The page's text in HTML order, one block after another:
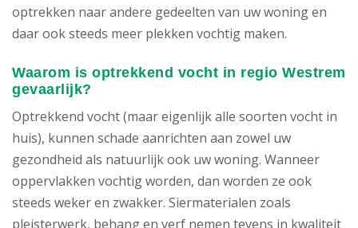
optrekken naar andere gedeelten van uw woning en
daar ook steeds meer plekken vochtig maken.
Waarom is optrekkend vocht in regio Westrem
gevaarlijk?
Optrekkend vocht (maar eigenlijk alle soorten vocht in
huis), kunnen schade aanrichten aan zowel uw
gezondheid als natuurlijk ook uw woning. Wanneer
oppervlakken vochtig worden, dan worden ze ook
steeds weker en zwakker. Siermaterialen zoals
pleisterwerk, behang en verf nemen tevens in kwaliteit